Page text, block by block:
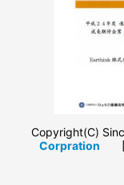
Copyright(C)
Corpration